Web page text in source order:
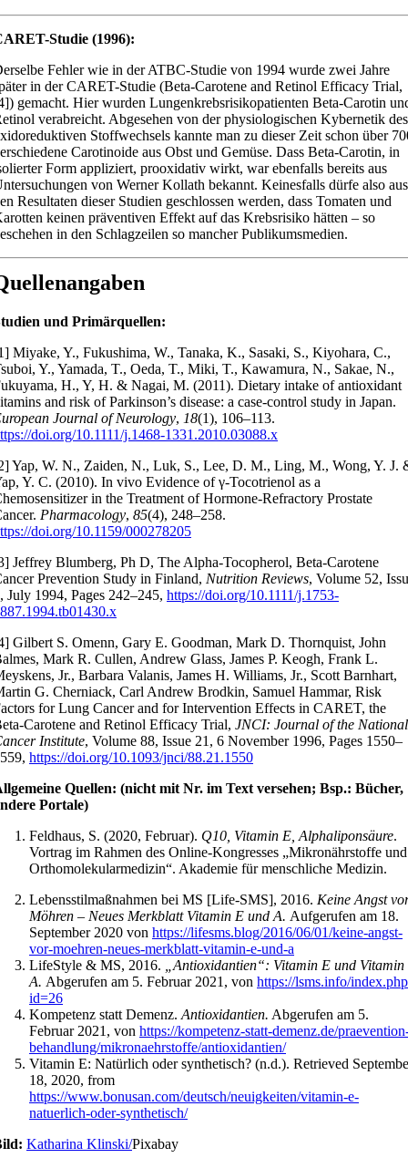
Studie (1996):
Fehler wie in der ATBC-Studie von 1994 wurde zwei Jahre
in der CARET-Studie (Beta-Carotene and Retinol Efficacy Trial,
gemacht. Hier wurden Lungenkrebsrisikopatienten Beta-Carotin
verabreicht. Abgesehen von der physiologischen Kybernetik des
Stoffwechsels kannte man zu dieser Zeit schon über
Carotinoide aus Obst und Gemüse. Dass Beta-Carotin, in
Form appliziert, prooxidativ wirkt, war ebenfalls bereits aus
von Werner Kollath bekannt. Keinesfalls dürfe also aus
Resultaten dieser Studien geschlossen werden, dass Tomaten und
keinen präventiven Effekt auf das Krebsrisiko hätten – so
in den Schlagzeilen so mancher Publikumsmedien.
und Primärquellen:
Miyake, Y., Fukushima, W., Tanaka, K., Sasaki, S., Kiyohara, C.,
Y., Yamada, T., Oeda, T., Miki, T., Kawamura, N., Sakae, N.,
H., Y, H. & Nagai, M. (2011). Dietary intake of antioxidant
and risk of Parkinson’s disease: a case-control study in Japan.
Journal of Neurology, 18(1), 106–113.
doi.org/10.1111/j.1468-1331.2010.03088.x
Yap, W. N., Zaiden, N., Luk, S., Lee, D. M., Ling, M., Wong, Y. J.
Y. C. (2010). In vivo Evidence of γ-Tocotrienol as a
in the Treatment of Hormone-Refractory Prostate
Pharmacology, 85(4), 248–258.
doi.org/10.1159/000278205
Jeffrey Blumberg, Ph D, The Alpha-Tocopherol, Beta-Carotene
Prevention Study in Finland, Nutrition Reviews, Volume 52,
July 1994, Pages 242–245, https://doi.org/10.1111/j.1753-
Gilbert S. Omenn, Gary E. Goodman, Mark D. Thornquist, John
Mark R. Cullen, Andrew Glass, James P. Keogh, Frank L.
Jr., Barbara Valanis, James H. Williams, Jr., Scott Barnhart,
G. Cherniack, Carl Andrew Brodkin, Samuel Hammar, Risk
for Lung Cancer and for Intervention Effects in CARET, the
Carotene and Retinol Efficacy Trial, JNCI: Journal of the National
Institute, Volume 88, Issue 21, 6 November 1996, Pages 1550–
https://doi.org/10.1093/jnci/88.21.1550
Quellen: (nicht mit Nr. im Text versehen; Bsp.: Bücher,
Portale)
Feldhaus, S. (2020, Februar). Q10, Vitamin E, Alphaliponsäure.
Vortrag im Rahmen des Online-Kongresses „Mikronährstoffe und
Orthomolekularmedizin“. Akademie für menschliche Medizin.
Lebensstilmaßnahmen bei MS [Life-SMS], 2016. Keine Angst
Möhren – Neues Merkblatt Vitamin E und A. Aufgerufen am 18.
September 2020 von https://lifesms.blog/2016/06/01/keine-angst-
vor-moehren-neues-merkblatt-vitamin-e-und-a
LifeStyle & MS, 2016.
„Antioxidantien“: Vitamin E und Vitamin
A. Abgerufen am 5. Februar 2021, von https://lsms.info/
id=26
Kompetenz statt Demenz. Antioxidantien. Abgerufen am 5.
Februar 2021, von https://kompetenz-statt-demenz.de/
behandlung/mikronaehrstoffe/antioxidantien/
Vitamin E: Natürlich oder synthetisch? (n.d.). Retrieved
18, 2020, from
https://www.bonusan.com/deutsch/neuigkeiten/vitamin-e-
natuerlich-oder-synthetisch/
Katharina Klinski/Pixabay